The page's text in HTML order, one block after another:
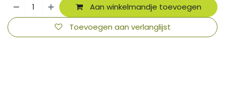
Aan winkelmandje toevoegen
Toevoegen aan verlanglijst